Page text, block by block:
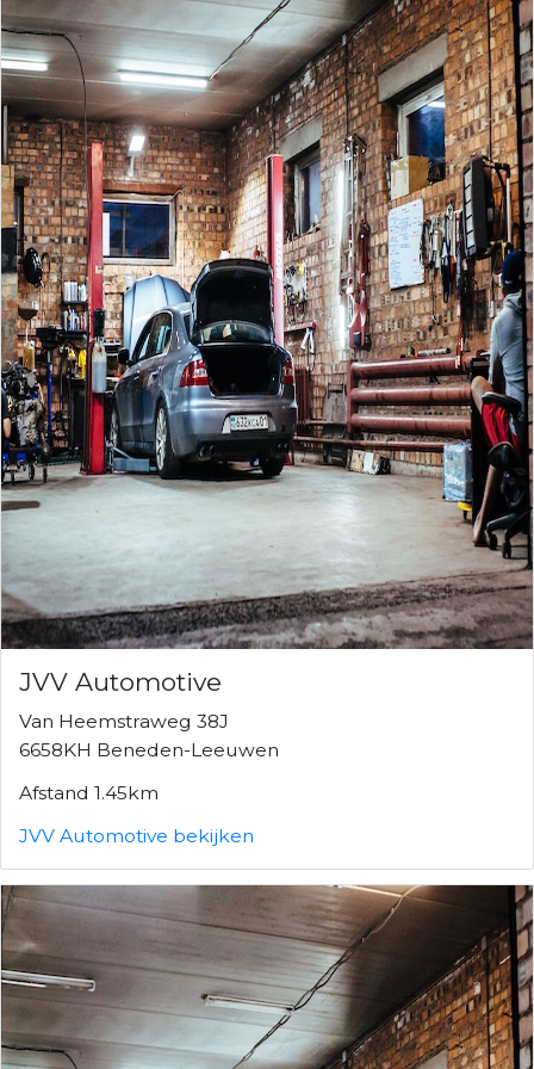
JVV Automotive
Van Heemstraweg 38J
6658KH Beneden-Leeuwen
Afstand 1.45km
JVV Automotive bekijken